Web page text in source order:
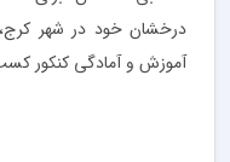
درخشان خود در شهر کرج،
آموزش و آمادگی کنکور